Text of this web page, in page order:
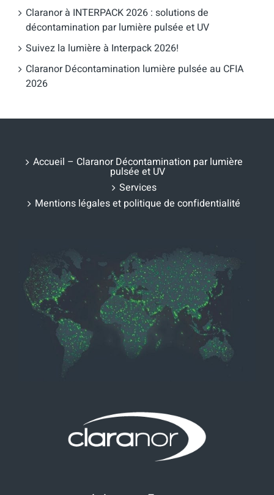
Claranor à INTERPACK 2026 : solutions de
décontamination par lumière pulsée et UV
Suivez la lumière à Interpack 2026!
Claranor Décontamination lumière pulsée au CFIA
2026
Accueil – Claranor Décontamination par lumière
pulsée et UV
Services
Mentions légales et politique de confidentialité